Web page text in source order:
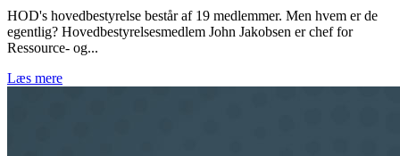
HOD's hovedbestyrelse består af 19 medlemmer. Men hvem er de
egentlig? Hovedbestyrelsesmedlem John Jakobsen er chef for
Ressource- og...
Læs mere